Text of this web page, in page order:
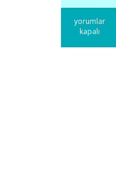
Konaklama
Vergisinin
yorumlar
kapalı